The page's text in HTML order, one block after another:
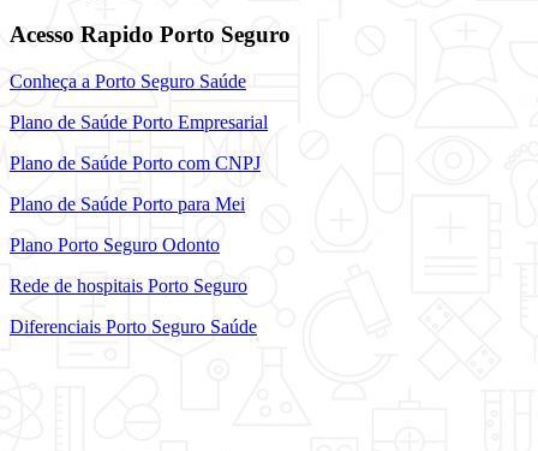
Acesso Rapido Porto Seguro
Conheça a Porto Seguro Saúde
Plano de Saúde Porto Empresarial
Plano de Saúde Porto com CNPJ
Plano de Saúde Porto para Mei
Plano Porto Seguro Odonto
Rede de hospitais Porto Seguro
Diferenciais Porto Seguro Saúde